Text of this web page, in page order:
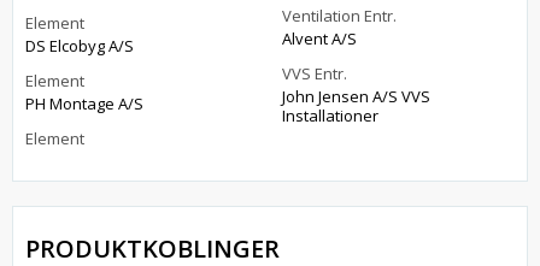
Element
DS Elcobyg A/S
Element
PH Montage A/S
Element
Ventilation Entr.
Alvent A/S
VVS Entr.
John Jensen A/S VVS
Installationer
PRODUKTKOBLINGER